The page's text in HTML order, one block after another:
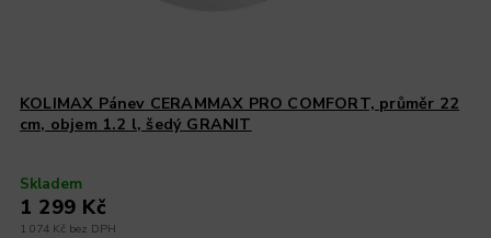
KOLIMAX Pánev CERAMMAX PRO COMFORT, průměr 22
cm, objem 1.2 l, šedý GRANIT
Skladem
1 074 Kč bez DPH
1 299 Kč